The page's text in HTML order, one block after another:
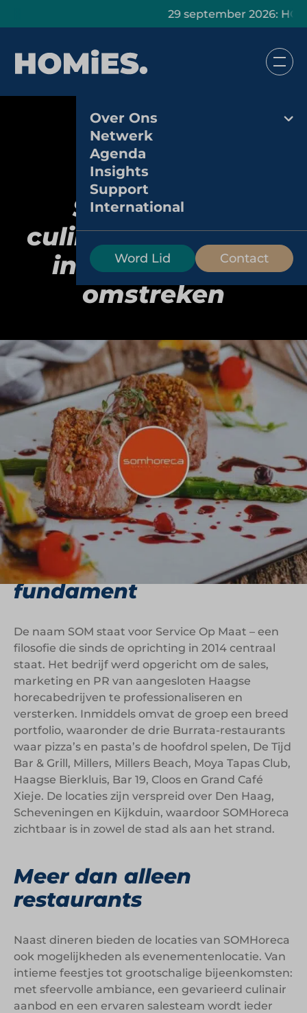
29 september 2026: HOMiES
Over Ons
Netwerk
Agenda
Insights
Support
International
Word Lid Contact
SOMHoreca:
culinaire diversiteit
in Den Haag en
omstreken
SOMHoreca is een bruisende horecagroep met elf
restaurants die een vaste waarde zijn in de
Haagse horecascene. Van sfeervolle eetcafés tot
stijlvolle restaurants en een levendige nachtclub:
het aanbod is gevarieerd en sluit aan bij
uiteenlopende smaken en gelegenheden. Met
een voortdurende focus op vernieuwing en
kwaliteit weet SOMHoreca haar gasten steeds
weer te verrassen.
Service op maat als
fundament
De naam SOM staat voor Service Op Maat – een
filosofie die sinds de oprichting in 2014 centraal
staat. Het bedrijf werd opgericht om de sales,
marketing en PR van aangesloten Haagse
horecabedrijven te professionaliseren en
versterken. Inmiddels omvat de groep een breed
portfolio, waaronder de drie Burrata-restaurants
waar pizza’s en pasta’s de hoofdrol spelen, De Tijd
Bar & Grill, Millers, Millers Beach, Moya Tapas Club,
Haagse Bierkluis, Bar 19, Cloos en Grand Café
Xieje. De locaties zijn verspreid over Den Haag,
Scheveningen en Kijkduin, waardoor SOMHoreca
zichtbaar is in zowel de stad als aan het strand.
Meer dan alleen
restaurants
Naast dineren bieden de locaties van SOMHoreca
ook mogelijkheden als evenementenlocatie. Van
intieme feestjes tot grootschalige bijeenkomsten:
met sfeervolle ambiance, een gevarieerd culinair
aanbod en een ervaren salesteam wordt ieder